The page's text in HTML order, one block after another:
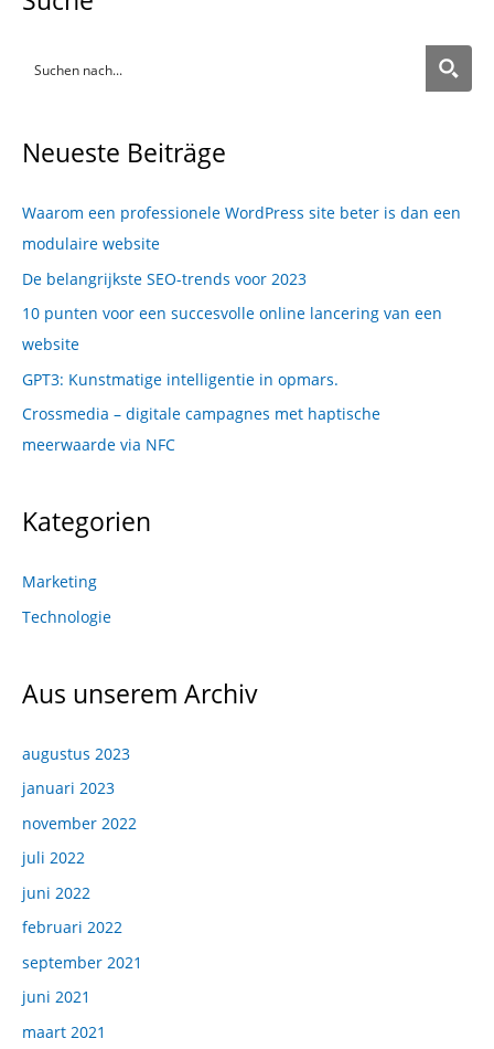
Neueste Beiträge
Waarom een professionele WordPress site beter is dan een
modulaire website
De belangrijkste SEO-trends voor 2023
10 punten voor een succesvolle online lancering van een
website
GPT3: Kunstmatige intelligentie in opmars.
Crossmedia – digitale campagnes met haptische
meerwaarde via NFC
Kategorien
Marketing
Technologie
Aus unserem Archiv
augustus 2023
januari 2023
november 2022
juli 2022
juni 2022
februari 2022
september 2021
juni 2021
maart 2021